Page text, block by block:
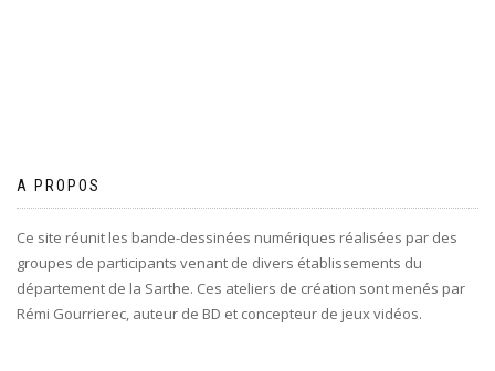
A PROPOS
Ce site réunit les bande-dessinées numériques réalisées par des
groupes de participants venant de divers établissements du
département de la Sarthe. Ces ateliers de création sont menés par
Rémi Gourrierec, auteur de BD et concepteur de jeux vidéos.